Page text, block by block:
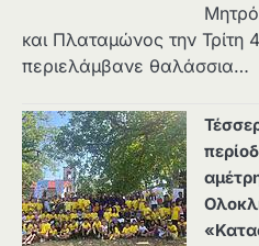
και Πλαταμώνος την Τρίτη
περιελάμβανε θαλάσσια…